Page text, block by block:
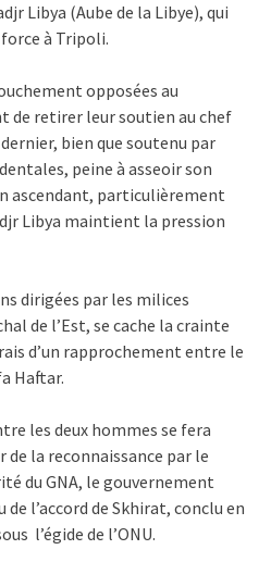
Libya (Aube de la Libye), qui
à Tripoli.
opposées au
de retirer leur soutien au chef
dernier, bien que soutenu par
peine à asseoir son
ascendant, particulièrement
Libya maintient la pression
dirigées par les milices
de l’Est, se cache la crainte
d’un rapprochement entre le
Haftar.
les deux hommes se fera
la reconnaissance par le
du GNA, le gouvernement
l’accord de Skhirat, conclu en
l’égide de l’ONU.